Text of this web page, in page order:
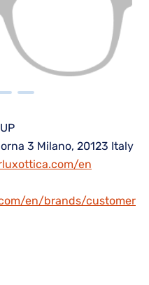
3 Milano, 20123 Italy
en
en/brands/customer